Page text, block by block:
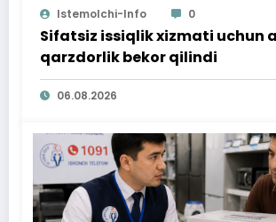
Istemolchi-Info 0
Sifatsiz issiqlik xizmati uchun
qarzdorlik bekor qilindi
06.08.2026